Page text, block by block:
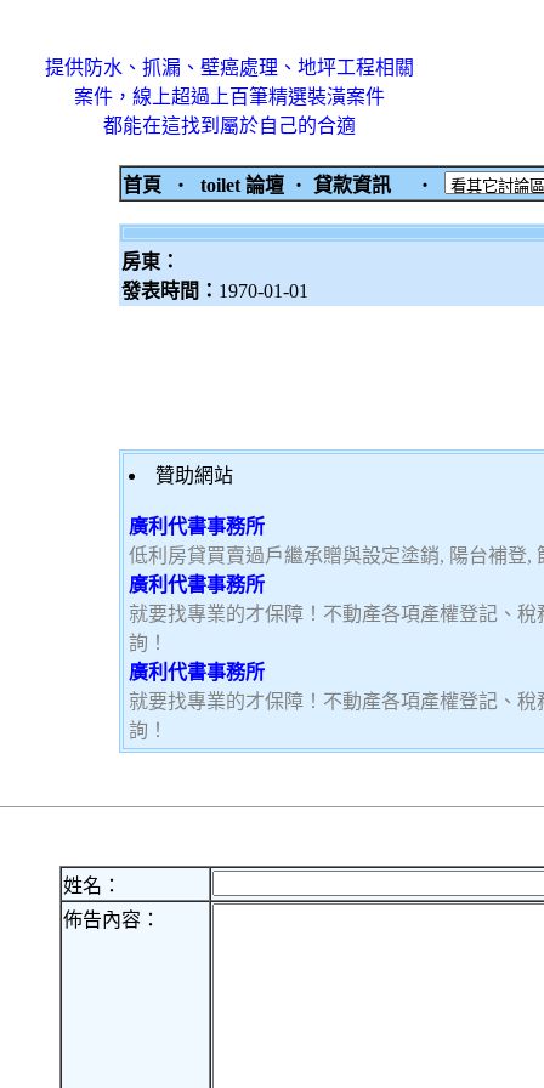
提供防水、抓漏、壁癌處理、地坪工程相關
案件，線上超過上百筆精選裝潢案件
都能在這找到屬於自己的合適
首頁 ‧ toilet 論壇 ‧ 貸款資訊 ‧
房東：
發表時間： 1970-01-01
贊助網站
廣利代書事務所
低利房貸買賣過戶繼承贈與設定塗銷, 陽台補登,
廣利代書事務所
就要找專業的才保障！不動產各項產權登記、
詢！
廣利代書事務所
就要找專業的才保障！不動產各項產權登記、
詢！
姓名：
佈告內容：